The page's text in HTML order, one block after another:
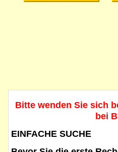
Bitte wenden Sie sich
bei
EINFACHE SUCHE